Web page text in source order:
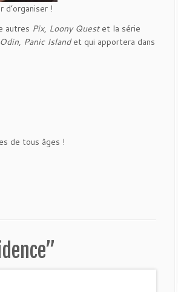
d’organiser !
autres Pix, Loony Questet la série
, Panic Islandet qui apportera dans
de tous âges !
”